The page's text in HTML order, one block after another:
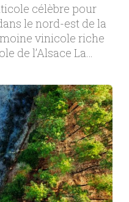
célèbre pour
le nord-est de la
vinicole riche
de l’Alsace La…